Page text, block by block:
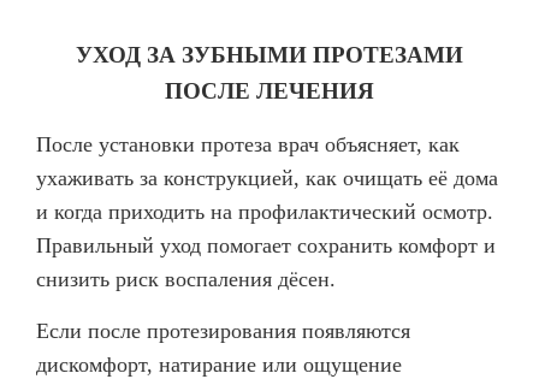
УХОД ЗА ЗУБНЫМИ ПРОТЕЗАМИ
ПОСЛЕ ЛЕЧЕНИЯ
После установки протеза врач объясняет, как
ухаживать за конструкцией, как очищать её дома
и когда приходить на профилактический осмотр.
Правильный уход помогает сохранить комфорт и
снизить риск воспаления дёсен.
Если после протезирования появляются
дискомфорт, натирание или ощущение